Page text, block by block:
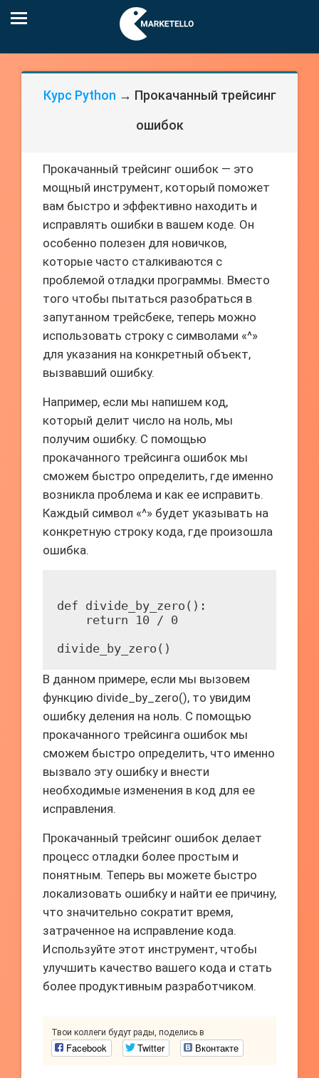
Курс Python → Прокачанный трейсинг
ошибок
Прокачанный трейсинг ошибок — это
мощный инструмент, который поможет
вам быстро и эффективно находить и
исправлять ошибки в вашем коде. Он
особенно полезен для новичков,
которые часто сталкиваются с
проблемой отладки программы. Вместо
того чтобы пытаться разобраться в
запутанном трейсбеке, теперь можно
использовать строку с символами «^»
для указания на конкретный объект,
вызвавший ошибку.
Например, если мы напишем код,
который делит число на ноль, мы
получим ошибку. С помощью
прокачанного трейсинга ошибок мы
сможем быстро определить, где именно
возникла проблема и как ее исправить.
Каждый символ «^» будет указывать на
конкретную строку кода, где произошла
ошибка.
def divide_by_zero():
    return 10 / 0
В данном примере, если мы вызовем
функцию divide_by_zero(), то увидим
ошибку деления на ноль. С помощью
прокачанного трейсинга ошибок мы
сможем быстро определить, что именно
вызвало эту ошибку и внести
необходимые изменения в код для ее
исправления.
Прокачанный трейсинг ошибок делает
процесс отладки более простым и
понятным. Теперь вы можете быстро
локализовать ошибку и найти ее причину,
что значительно сократит время,
затраченное на исправление кода.
Используйте этот инструмент, чтобы
улучшить качество вашего кода и стать
более продуктивным разработчиком.
Твои коллеги будут рады, поделись в
Facebook Twitter Вконтакте